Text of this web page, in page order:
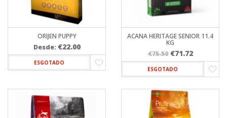
ORIJEN PUPPY
Desde: €22.00
ESGOTADO
ACANA HERITAGE SENIOR 11.4
KG
€75.50 O
preço
original
€75.50.
€71.72O
preço
atual
ESGOTADO